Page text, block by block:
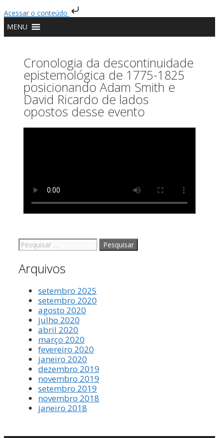
Acessar o conteúdo
MENU
Cronologia da descontinuidade
epistemológica de 1775-1825
posicionando Adam Smith e
David Ricardo de lados
opostos desse evento
Arquivos
setembro 2025
setembro 2020
agosto 2020
julho 2020
abril 2020
março 2020
fevereiro 2020
janeiro 2020
dezembro 2019
novembro 2019
setembro 2019
novembro 2018
janeiro 2018